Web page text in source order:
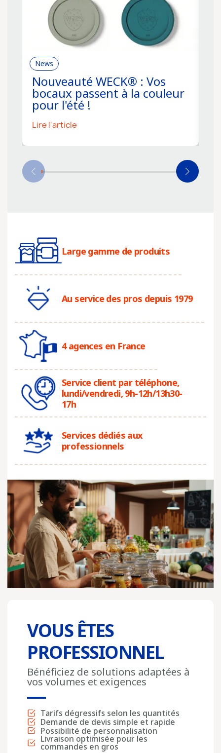
News
Nouveauté WECK® : Vos
bocaux passent à la couleur
pour l'été !
Lire l'article
Large gamme de produits
Au service des pros depuis 1979
4 agences en France
Service client par téléphone,
lundi/vendredi, 9h-12h/13h30-
17h
Services dédiés aux
professionnels
VOUS ÊTES
PROFESSIONNEL
Bénéficiez de solutions adaptées à
vos volumes et exigences
Tarifs dégressifs selon les quantités
Demande de devis simple et rapide
Possibilité de personnalisation
Livraison optimisée pour les
commandes en gros